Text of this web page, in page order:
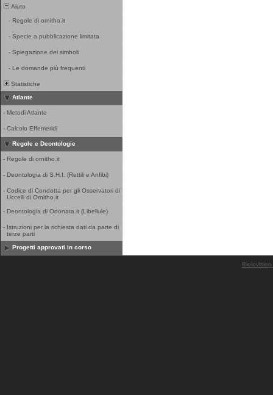
Aiuto
- Regole di ornitho.it
- Specie a pubblicazione limitata
- Spiegazione dei simboli
- Le domande più frequenti
Statistiche
Atlante
- Metodi Atlante
- Calcolo Effemeridi
Regole e Deontologie
- Regole di ornitho.it
- Deontologia di S.H.I. (Rettili e Anfibi)
- Codice di Condotta per gli Osservatori di
Uccelli di Ornitho.it
- Deontologia di Odonata.it (Libellule)
- Istruzioni per la richiesta dati da parte di
terze parti
Progetti approvati in corso
Biolovision